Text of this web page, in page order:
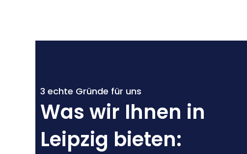
3 echte Gründe für uns
Was wir Ihnen in
Leipzig bieten: